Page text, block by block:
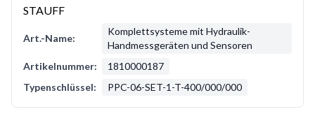
STAUFF
Art.-Name:
Komplettsysteme mit Hydraulik-
Handmessgeräten und Sensoren
Artikelnummer:
1810000187
Typenschlüssel:
PPC-06-SET-1-T-400/000/000